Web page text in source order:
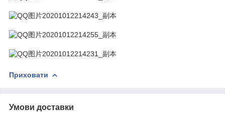
Приховати
Умови доставки